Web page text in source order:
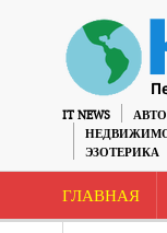
IT NEWS АВТО
ЭЗОТЕРИКА
ГЛАВНАЯ